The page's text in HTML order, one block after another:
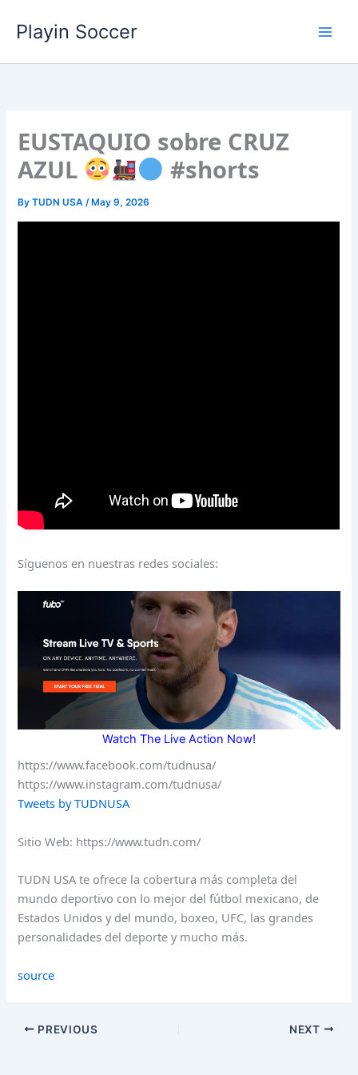
Playin Soccer
EUSTAQUIO sobre CRUZ
AZUL
#shorts
ByTUDN USA/ May 9, 2026
Síguenos en nuestras redes sociales:
Watch The Live Action Now!
https://www.facebook.com/tudnusa/
https://www.instagram.com/tudnusa/
Tweets by TUDNUSA
Sitio Web: https://www.tudn.com/
TUDN USA te ofrece la cobertura más completa del
mundo deportivo con lo mejor del fútbol mexicano, de
Estados Unidos y del mundo, boxeo, UFC, las grandes
personalidades del deporte y mucho más.
source
PREVIOUS NEXT